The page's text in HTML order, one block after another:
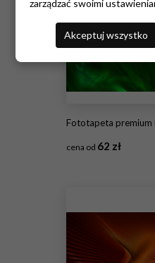
Fototapeta premium Nowa
cena od 62 zł
zarządzać swoimi
Akceptuj wszystko